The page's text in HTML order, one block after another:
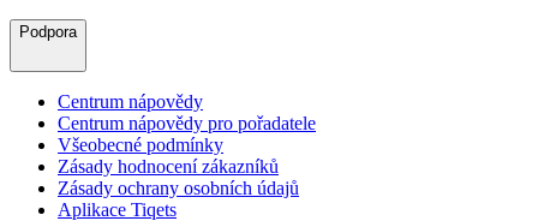
Podpora
Centrum nápovědy
Centrum nápovědy pro pořadatele
Všeobecné podmínky
Zásady hodnocení zákazníků
Zásady ochrany osobních údajů
Aplikace Tiqets